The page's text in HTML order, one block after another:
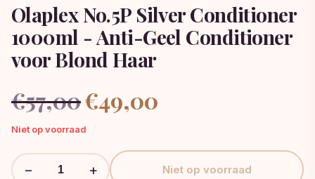
Olaplex No.5P Silver Conditioner
1000ml - Anti-Geel Conditioner
voor Blond Haar
€57,00
Oorspronkelijke
prijs
was:
€49,00
Niet op voorraad
− + Niet op voorraad